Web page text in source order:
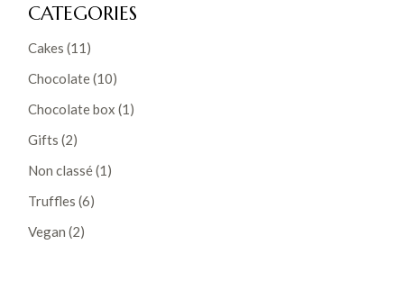
CATEGORIES
Cakes (11)
Chocolate(10)
Chocolate box (1)
Gifts (2)
Non classé(1)
Truffles (6)
Vegan (2)